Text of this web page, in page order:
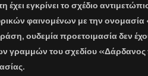
έχει εγκρίνει το σχέδιο
φαινομένων με την
ουδεμία προετοιμασία δεν
γραμμών του σχεδίου «Δάρδανος